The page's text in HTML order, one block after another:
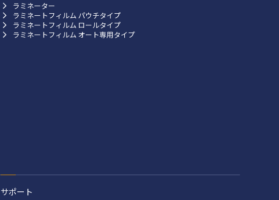
ラミネーター
ラミネートフィルム パウチタイプ
ラミネートフィルム ロールタイプ
ラミネートフィルム オート専用タイプ
サポート